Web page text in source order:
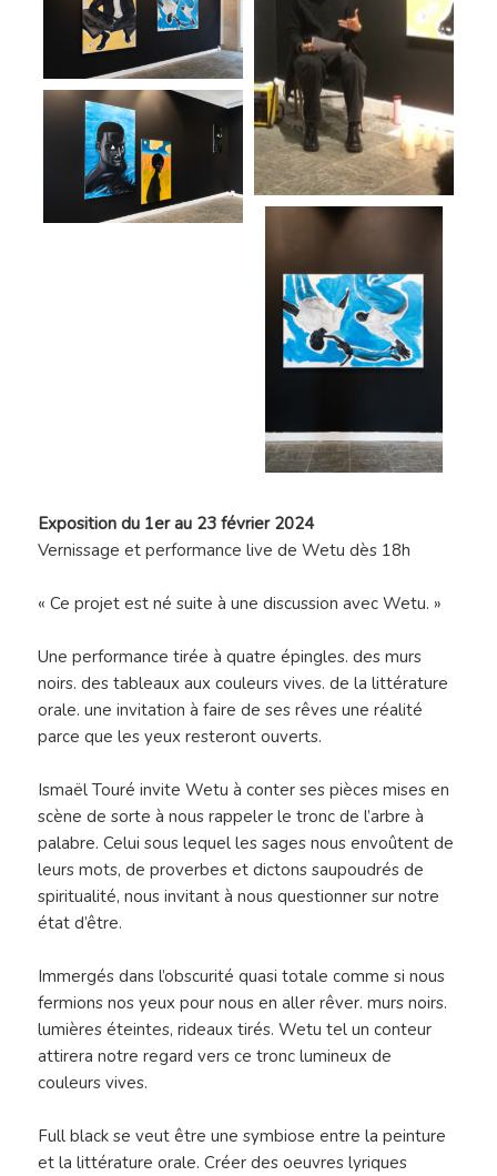
Exposition du 1er au 23 février 2024
Vernissage et performance live de Wetu dès 18h
« Ce projet est né suite à une discussion avec Wetu. »
Une performance tirée à quatre épingles. des murs
noirs. des tableaux aux couleurs vives. de la littérature
orale. une invitation à faire de ses rêves une réalité
parce que les yeux resteront ouverts.
Ismaël Touré invite Wetu à conter ses pièces mises en
scène de sorte à nous rappeler le tronc de l’arbre à
palabre. Celui sous lequel les sages nous envoûtent de
leurs mots, de proverbes et dictons saupoudrés de
spiritualité, nous invitant à nous questionner sur notre
état d’être.
Immergés dans l’obscurité quasi totale comme si nous
fermions nos yeux pour nous en aller rêver. murs noirs.
lumières éteintes, rideaux tirés. Wetu tel un conteur
attirera notre regard vers ce tronc lumineux de
couleurs vives.
Full black se veut être une symbiose entre la peinture
et la littérature orale. Créer des oeuvres lyriques